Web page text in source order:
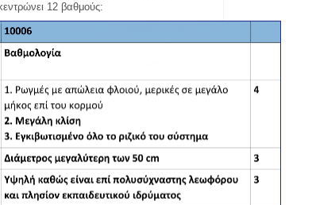
12 βαθμούς: